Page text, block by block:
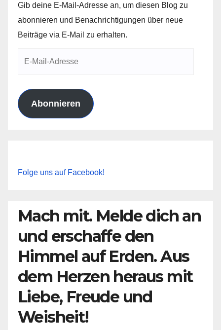
Gib deine E-Mail-Adresse an, um diesen Blog zu
abonnieren und Benachrichtigungen über neue
Beiträge via E-Mail zu erhalten.
Abonnieren
Folge uns auf Facebook!
Mach mit. Melde dich an
und erschaffe den
Himmel auf Erden. Aus
dem Herzen heraus mit
Liebe, Freude und
Weisheit!